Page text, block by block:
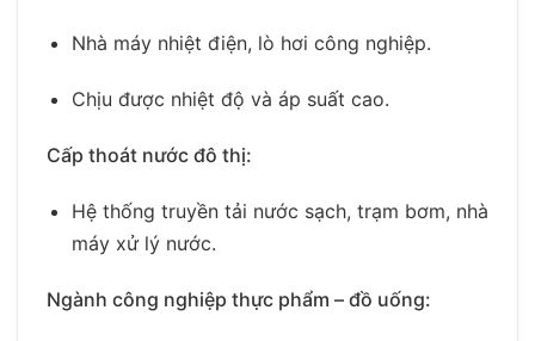
Nhà máy nhiệt điện, lò hơi công nghiệp.
Chịu được nhiệt độ và áp suất cao.
Cấp thoát nước đô thị:
Hệ thống truyền tải nước sạch, trạm bơm, nhà
máy xử lý nước.
Ngành công nghiệp thực phẩm – đồ uống: